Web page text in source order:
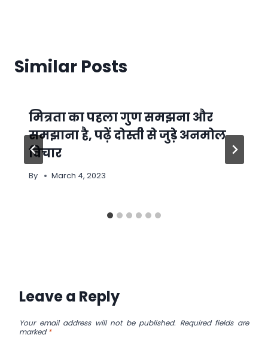
Similar Posts
मित्रता का पहला गुण समझना और
समझाना है, पढ़ें दोस्ती से जुड़े अनमोल
विचार
By March 4, 2023
Leave a Reply
Your email address will not be published. Required fields are
marked*